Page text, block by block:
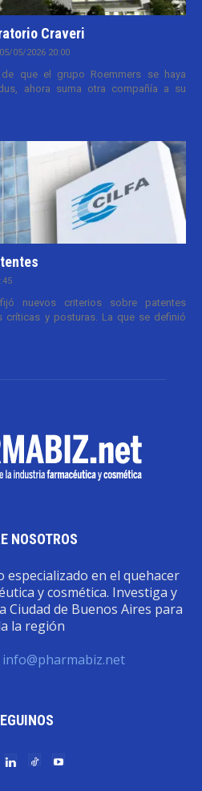
Craveri
05/05/2026 20:00
que el grupo Roemmers se haya
ahora suma otra compañía a su
nuevos criterios sobre patentes
críticas y posturas. La que se definió
NOSOTROS
especializado en el quehacer
y cosmética. Investiga y
Ciudad de Buenos Aires para
la región
info@pharmabiz.net